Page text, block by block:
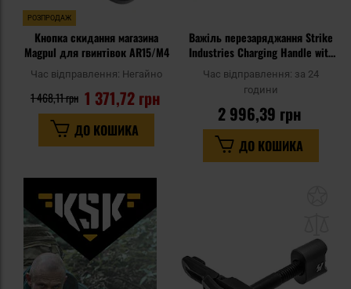
РОЗПРОДАЖ
Кнопка скидання магазина
Magpul для гвинтівок AR15/M4
Час відправлення: Негайно
1 371,72 грн
1 468,11 грн
ДО КОШИКА
Важіль перезаряджання Strike
Industries Charging Handle with
Extended Latch для гвинтівок
AR - Red
Час відправлення: за 24
години
2 996,39 грн
ДО КОШИКА